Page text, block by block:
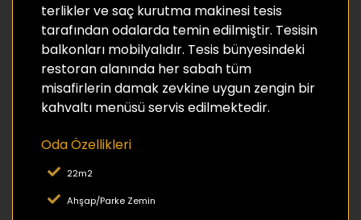
terlikler ve saç kurutma makinesi tesis
tarafından odalarda temin edilmiştir. Tesisin
balkonları mobilyalıdır. Tesis bünyesindeki
restoran alanında her sabah tüm
misafirlerin damak zevkine uygun zengin bir
kahvaltı menüsü servis edilmektedir.
Oda Özellikleri
22m2
Ahşap/Parke Zemin